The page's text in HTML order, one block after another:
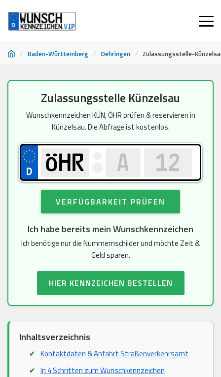
/ Baden-Württemberg / Oehringen / Zulassungsstelle-
springen
Zulassungsstelle Künzelsau
Wunschkennzeichen KÜN, ÖHR prüfen & reservieren in
Künzelsau. Die Abfrage ist kostenlos.
VERFÜGBARKEIT PRÜFEN
Ich habe bereits mein Wunschkennzeichen
Ich benötige nur die Nummernschilder und möchte Zeit &
Geld sparen.
HIER KENNZEICHEN BESTELLEN
Inhaltsverzeichnis
Kontaktdaten & Anfahrt Straßenverkehrsamt
In 4 Schritten zum Wunschkennzeichen